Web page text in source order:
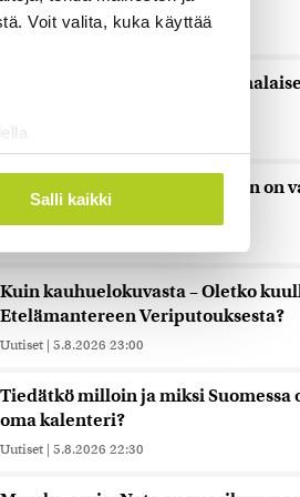
Voit valita, kuka käyttää
. Voit muuttaa
tukemiseen
alan
tietoja muihin tietoihin, joita
siirtää ulkomaille.
Salli kaikki
Uutiset | 6.8.2026 4:01
Torstaina 1,9 miljoonalla
Uutiset
Khamenein kanssa viestiminen on
sanoo Iranin presidentti
Kuin kauhuelokuvasta – Oletko
Etelämantereen Veriputouksesta?
Uutiset | 5.8.2026 23:00
Tiedätkö milloin ja miksi Suomessa
oma kalenteri?
Uutiset | 5.8.2026 22:30